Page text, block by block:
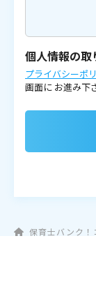
個人情報の取
プライバシーポ
画面に お進み下
保育士バンク！